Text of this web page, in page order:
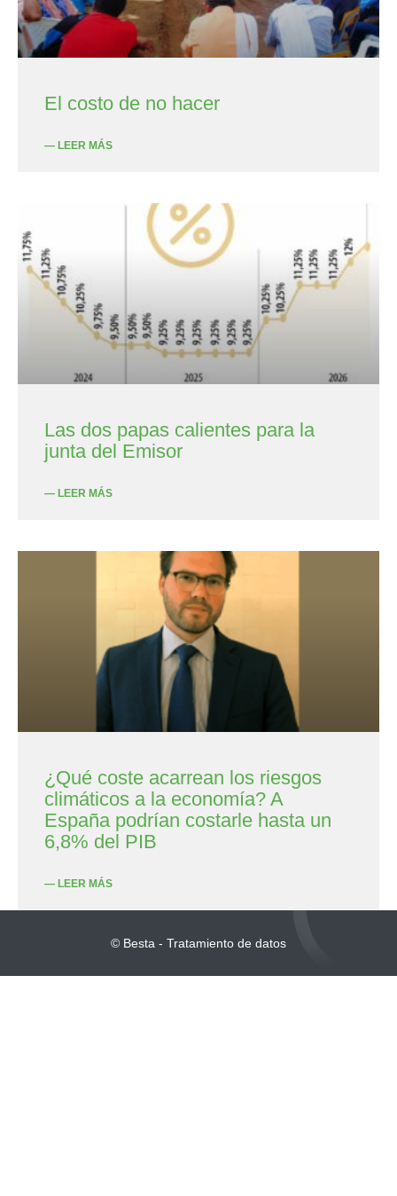
El costo de no hacer
— LEER MÁS
Las dos papas calientes para la
junta del Emisor
— LEER MÁS
¿Qué coste acarrean los riesgos
climáticos a la economía? A
España podrían costarle hasta un
6,8% del PIB
— LEER MÁS
© Besta - Tratamiento de datos